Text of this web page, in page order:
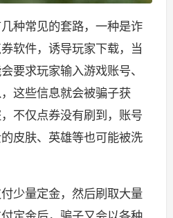
种常见的套路，一种是诈
软件，诱导玩家下载，当
要求玩家输入游戏账号、
这些信息就会被骗子获
不仅点券没有刷到，账号
皮肤、英雄等也可能被洗
少量定金，然后刷取大量